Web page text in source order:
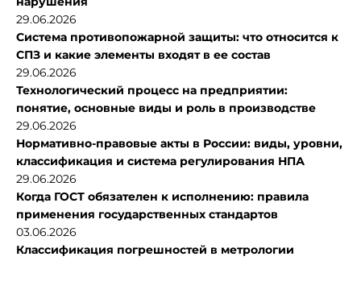
29.06.2026
Система противопожарной защиты: что относится к
СПЗ и какие элементы входят в ее состав
29.06.2026
Технологический процесс на предприятии:
понятие, основные виды и роль в производстве
29.06.2026
Нормативно-правовые акты в России: виды, уровни,
классификация и система регулирования НПА
29.06.2026
Когда ГОСТ обязателен к исполнению: правила
применения государственных стандартов
03.06.2026
Классификация погрешностей в метрологии